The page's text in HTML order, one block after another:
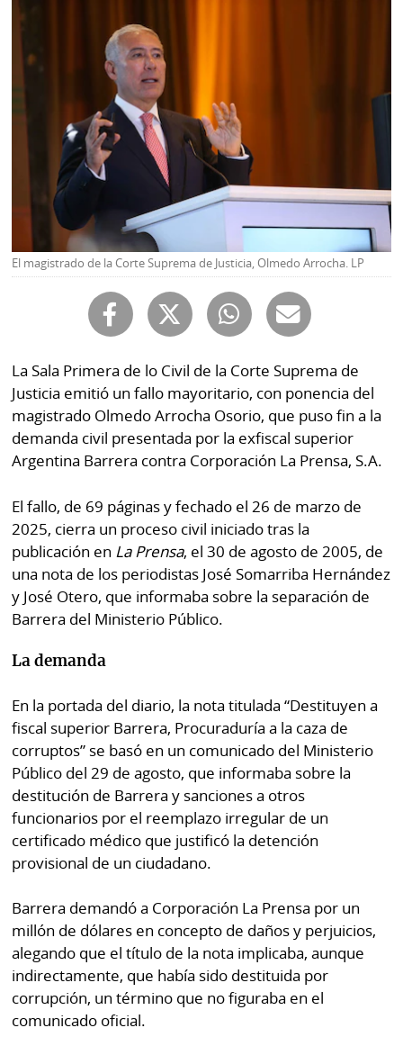
Historias
SERVICIOS
Paper
Buscador
Comunicados
Catálogos
Kiosko
digital
Luctuosas
Contenido
de
marcas
RSS
Temas
Autores
Notas
al
lector
Buenas
prácticas
OTROS
SITIOS
Metro
por
Metro
Tienda
Tus
Tiquetes
Cero
KM
Corprensa
Mi
Diario
La
Prensa
Busca
Fácil
Hoy
por
Hoy
Picante
⌾
La
Repregunta
⌾
⌾
Sabrina
Sin
El magistrado de la Corte Suprema de Justicia, Olmedo Arrocha. LP
La Sala Primera de lo Civil de la Corte Suprema de
Justicia emitió un fallo mayoritario, con ponencia del
magistrado Olmedo Arrocha Osorio, que puso fin a la
demanda civil presentada por la exfiscal superior
Argentina Barrera contra Corporación La Prensa, S.A.
El fallo, de 69 páginas y fechado el 26 de marzo de
2025, cierra un proceso civil iniciado tras la
publicación en La Prensa, el 30 de agosto de 2005, de
una nota de los periodistas José Somarriba Hernández
y José Otero, que informaba sobre la separación de
Barrera del Ministerio Público.
La demanda
En la portada del diario, la nota titulada “Destituyen a
fiscal superior Barrera, Procuraduría a la caza de
corruptos” se basó en un comunicado del Ministerio
Público del 29 de agosto, que informaba sobre la
destitución de Barrera y sanciones a otros
funcionarios por el reemplazo irregular de un
certificado médico que justificó la detención
provisional de un ciudadano.
Barrera demandó a Corporación La Prensa por un
millón de dólares en concepto de daños y perjuicios,
alegando que el título de la nota implicaba, aunque
indirectamente, que había sido destituida por
corrupción, un término que no figuraba en el
comunicado oficial.